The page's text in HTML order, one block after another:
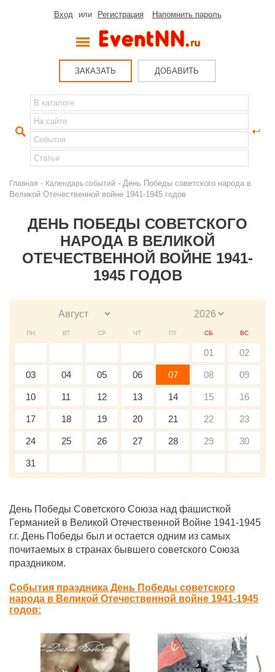
Вход или Регистрация Напомнить пароль
ЗАКАЗАТЬ ДОБАВИТЬ
Главная - Календарь событий - День Победы советского народа в
Великой Отечественной войне 1941-1945 годов
ДЕНЬ ПОБЕДЫ СОВЕТСКОГО
НАРОДА В ВЕЛИКОЙ
ОТЕЧЕСТВЕННОЙ ВОЙНЕ 1941-
1945 ГОДОВ
ПН ВТ СР ЧТ ПТ СБ ВС
01 02
03 04 05 06 07 08 09
10 11 12 13 14 15 16
17 18 19 20 21 22 23
24 25 26 27 28 29 30
31
День Победы Советского Союза над фашисткой
Германией в Великой Отечественной Войне 1941-1945
г.г. День Победы был и остается одним из самых
почитаемых в странах бывшего советского Союза
праздником.
События праздника День Победы советского
народа в Великой Отечественной войне 1941-1945
годов:
>